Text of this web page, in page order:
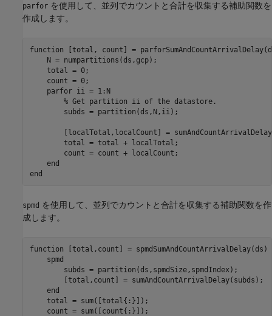
parfor を使用して、並列でカウントと合計を収集する補助関数を
作成します。
function [total, count] =
    N = numpartitions(ds,gcp);
    total = 0;
    count = 0;
parfor ii = 1:N
% Get partition ii of the datastore.
        subds = partition(ds,N,ii);
[localTotal,localCount] =
        total = total + localTotal;
        count = count + localCount;
end
end
spmd を使用して、並列でカウントと合計を収集する補助関数を作
成します。
function [total,count] = spmdSumAndCountArrivalDelay(ds)
spmd
        subds = partition(ds,spmdSize,spmdIndex);
[total,count] =
end
    total = sum([total{:}]);